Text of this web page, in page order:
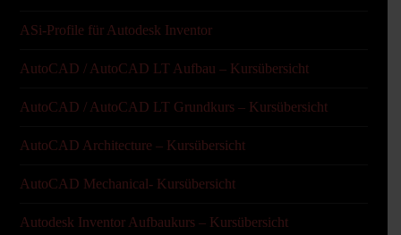
ASi-Profile für Autodesk Inventor
AutoCAD / AutoCAD LT Aufbau – Kursübersicht
AutoCAD / AutoCAD LT Grundkurs – Kursübersicht
AutoCAD Architecture – Kursübersicht
AutoCAD Mechanical- Kursübersicht
Autodesk Inventor Aufbaukurs – Kursübersicht